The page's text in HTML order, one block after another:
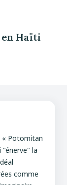
Haïti
« Potomitan
"énerve" la
comme